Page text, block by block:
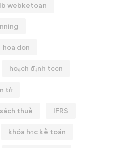
webketoan
hoa don
hoạch định tccn
tử
thuế IFRS
khóa học kế toán